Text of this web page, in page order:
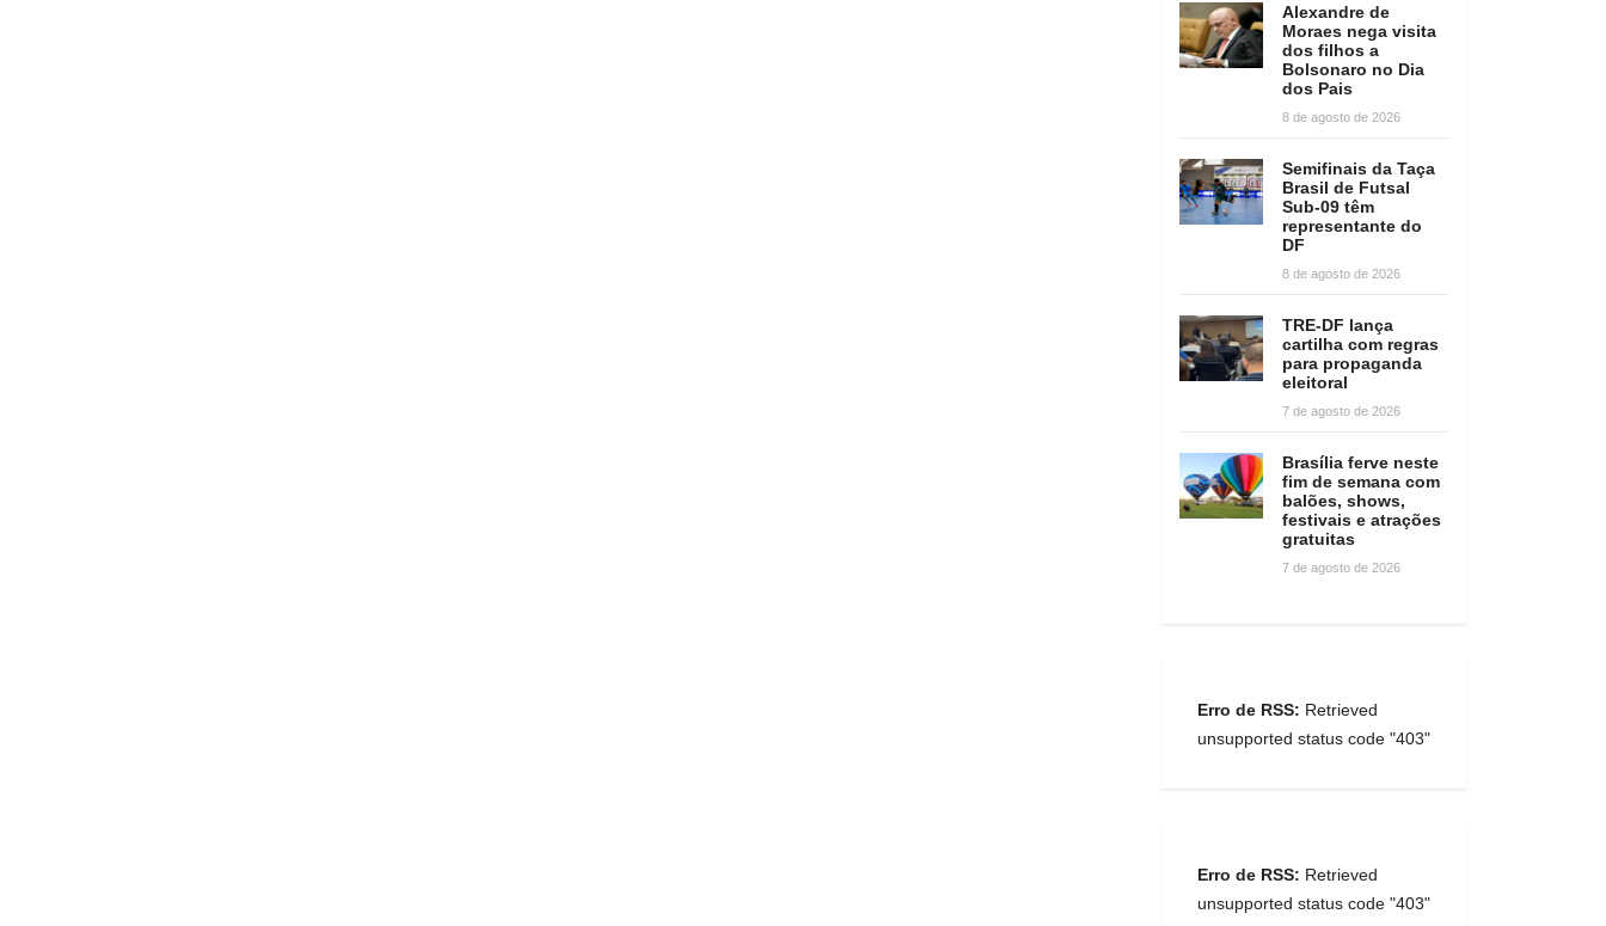
Alexandre de
Moraes nega visita
dos filhos a
Bolsonaro no Dia
dos Pais
8 de agosto de 2026
Semifinais da Taça
Brasil de Futsal
Sub-09 têm
representante do
DF
8 de agosto de 2026
TRE-DF lança
cartilha com regras
para propaganda
eleitoral
7 de agosto de 2026
Brasília ferve neste
fim de semana com
balões, shows,
festivais e atrações
gratuitas
7 de agosto de 2026
Erro de RSS: Retrieved
unsupported status code "403"
Erro de RSS: Retrieved
unsupported status code "403"